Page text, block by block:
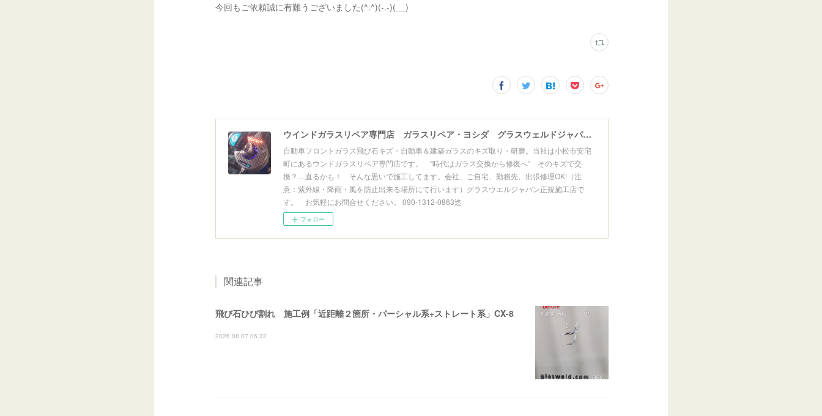
今回もご依頼誠に有難うございました(^.^)(-.-)(__)
ウインドガラスリペア専門店 ガラスリペア・ヨシダ グラスウェルドジャパン 正規施工店 小松市
自動車フロントガラス飛び石キズ・自動車＆建築ガラスのキズ取り・研磨。当社は小松市安宅
町にあるウンドガラスリペア専門店です。 ”時代はガラス交換から修復へ” そのキズで交
換？…直るかも！ そんな思いで施工してます。会社、ご自宅、勤務先、出張修理OK!（注
意：紫外線・降雨・風を防止出来る場所にて行います）グラスウエルジャパン正規施工店で
す。 お気軽にお問合せください。 090-1312-0863迄
フォロー
関連記事
飛び石ひび割れ 施工例「近距離２箇所・パーシャル系+ストレート系」CX-8
2026.08.07 06:32